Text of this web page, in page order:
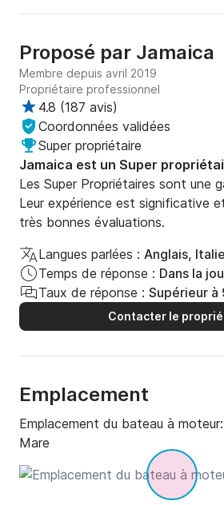
Proposé par Jamaica
Membre depuis avril 2019
Propriétaire professionnel
4.8 (187 avis)
Coordonnées validées
Super propriétaire
Jamaica est un Super
Les Super Propriétaires sont une
Leur expérience est significative
très bonnes évaluations.
Langues parlées : Anglais,
Temps de réponse : Dans la
Taux de réponse : Supérieur à
Contacter le
Emplacement
Emplacement du bateau à moteur:
Mare